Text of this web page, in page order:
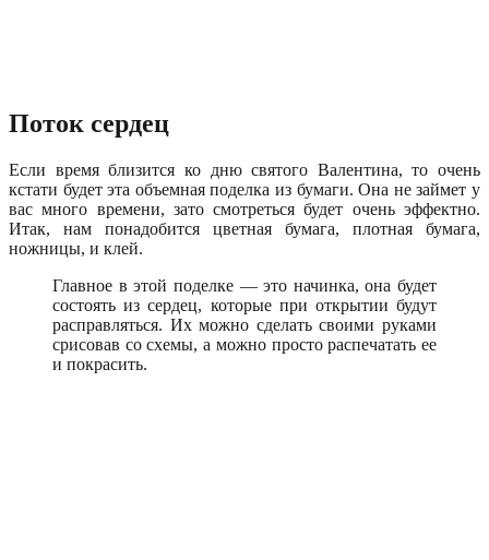
Поток сердец
Если время близится ко дню святого Валентина, то очень
кстати будет эта объемная поделка из бумаги. Она не займет у
вас много времени, зато смотреться будет очень эффектно.
Итак, нам понадобится цветная бумага, плотная бумага,
ножницы, и клей.
Главное в этой поделке — это начинка, она будет
состоять из сердец, которые при открытии будут
расправляться. Их можно сделать своими руками
срисовав со схемы, а можно просто распечатать ее
и покрасить.